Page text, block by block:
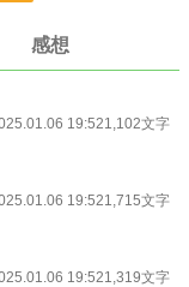
感想
19:521,102文字
19:521,715文字
19:521,319文字